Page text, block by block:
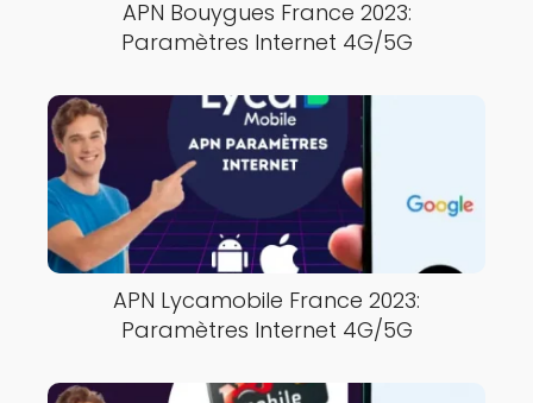
APN Bouygues France 2023:
Paramètres Internet 4G/5G
APN Lycamobile France 2023:
Paramètres Internet 4G/5G